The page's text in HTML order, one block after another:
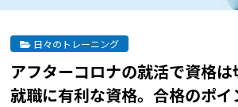
日々のトレーニング
アフターコロナの就活で資格
就職に有利な資格。合格のポイ